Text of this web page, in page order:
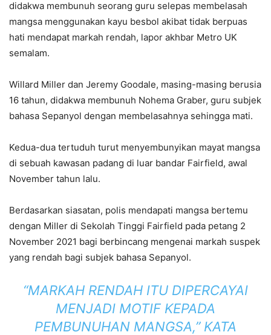
didakwa membunuh seorang guru selepas membelasah
mangsa menggunakan kayu besbol akibat tidak berpuas
hati mendapat markah rendah, lapor akhbar Metro UK
semalam.
Willard Miller dan Jeremy Goodale, masing-masing berusia
16 tahun, didakwa membunuh Nohema Graber, guru subjek
bahasa Sepanyol dengan membelasahnya sehingga mati.
Kedua-dua tertuduh turut menyembunyikan mayat mangsa
di sebuah kawasan padang di luar bandar Fairfield, awal
November tahun lalu.
Berdasarkan siasatan, polis mendapati mangsa bertemu
dengan Miller di Sekolah Tinggi Fairfield pada petang 2
November 2021 bagi berbincang mengenai markah suspek
yang rendah bagi subjek bahasa Sepanyol.
“MARKAH RENDAH ITU DIPERCAYAI
MENJADI MOTIF KEPADA
PEMBUNUHAN MANGSA,” KATA